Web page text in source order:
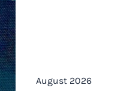
August 2026